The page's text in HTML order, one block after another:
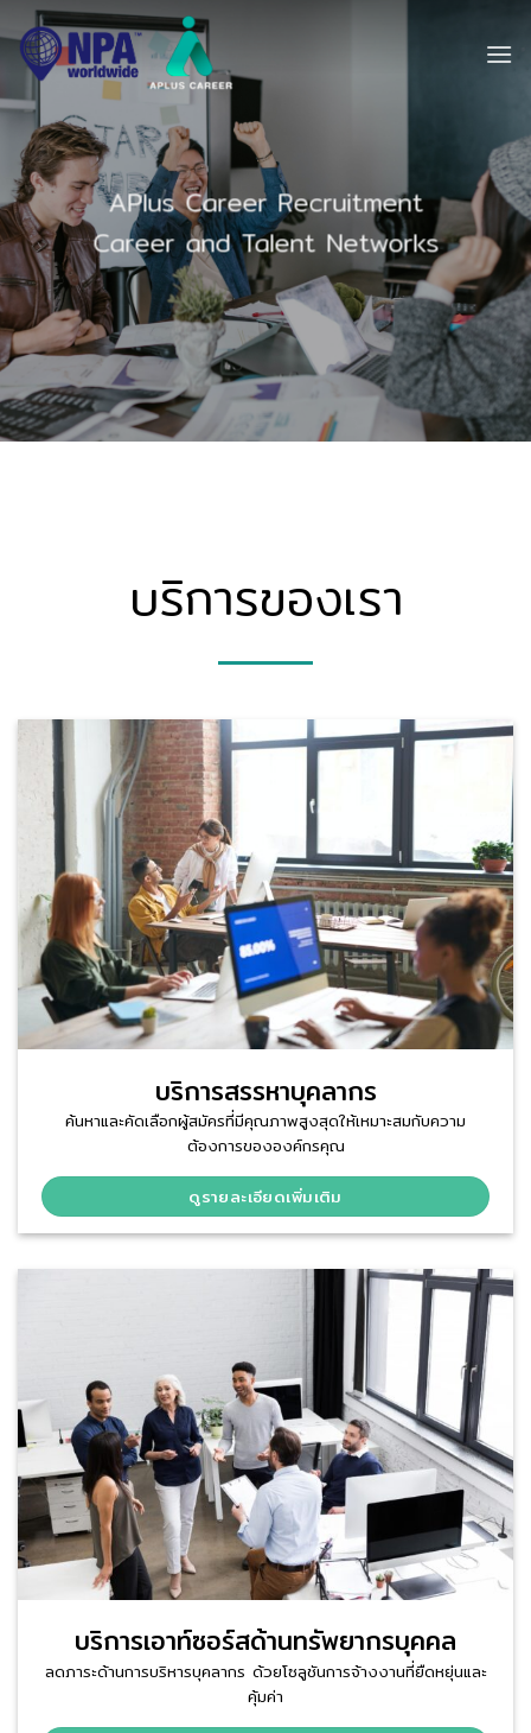
to
content
APlus Career Recruitment
Career and Talent Networks
บริการของเรา
บริการสรรหาบุคลากร
ค้นหาและคัดเลือกผู้สมัครที่มีคุณภาพสูงสุดให้เหมาะสมกับความ
ต้องการขององค์กรคุณ
ดูรายละเอียดเพิ่มเติม
บริการเอาท์ซอร์สด้านทรัพยากรบุคคล
ลดภาระด้านการบริหารบุคลากร ด้วยโซลูชันการจ้างงานที่ยืดหยุ่นและ
คุ้มค่า